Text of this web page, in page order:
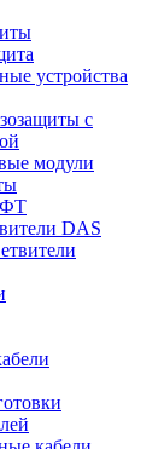
устройства
с
модули
DAS